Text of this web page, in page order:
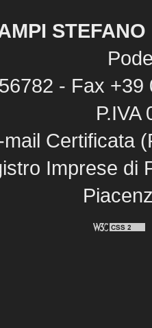
- Fax
P.IVA
mail Certificata
Imprese di